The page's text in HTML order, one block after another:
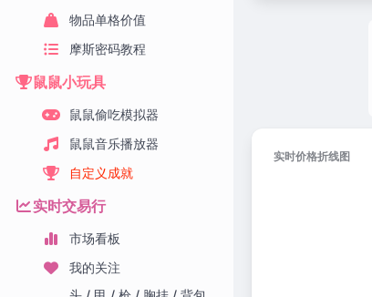
物品单格价值
摩斯密码教程
鼠鼠小玩具
鼠鼠偷吃模拟器
鼠鼠音乐播放器
自定义成就
实时交易行
市场看板
我的关注
实时价格折线图